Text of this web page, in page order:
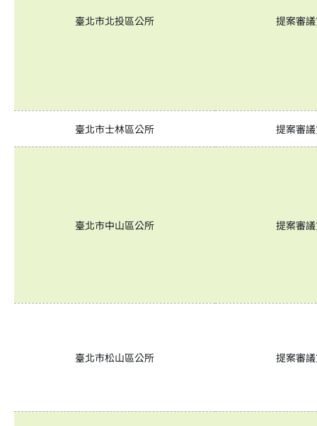
臺北市北投區公所 提案審
臺北市士林區公所 提案審
臺北市中山區公所 提案審
臺北市松山區公所 提案審